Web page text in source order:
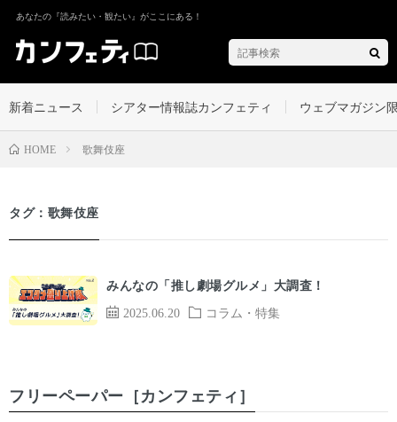
あなたの『読みたい・観たい』がここにある！
新着ニュース シアター情報誌カンフェティ ウェブマガジン
HOME 歌舞伎座
タグ：歌舞伎座
2025.06.20 コラム・特集
みんなの「推し劇場グルメ」大調査！
フリーペーパー［カンフェティ］